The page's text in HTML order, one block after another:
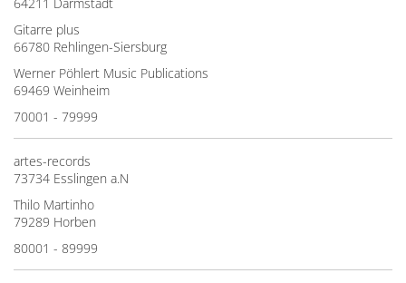
Gitarre plus
66780 Rehlingen-Siersburg
Werner Pöhlert Music Publications
69469 Weinheim
70001 - 79999
artes-records
73734 Esslingen a.N
Thilo Martinho
79289 Horben
80001 - 89999